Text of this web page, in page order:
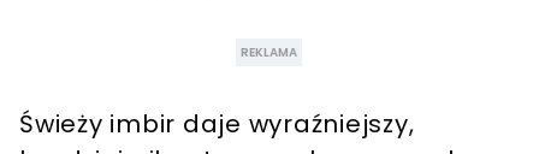
Świeży imbir daje wyraźniejszy,